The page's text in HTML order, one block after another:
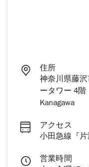
住所
神奈川県藤
ータワー 4階
Kanagawa
アクセス
小田急線『
営業時間